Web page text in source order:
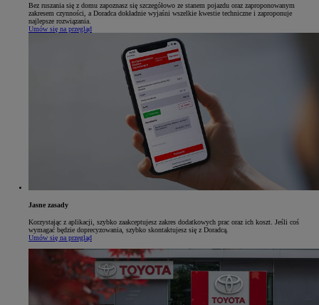
Bez ruszania się z domu zapoznasz się szczegółowo ze stanem pojazdu oraz zaproponowanym
zakresem czynności, a Doradca dokładnie wyjaśni wszelkie kwestie techniczne i zaproponuje
najlepsze rozwiązania.
Umów się na przegląd
Jasne zasady
Korzystając z aplikacji, szybko zaakceptujesz zakres dodatkowych prac oraz ich koszt. Jeśli coś
wymagać będzie doprecyzowania, szybko skontaktujesz się z Doradcą.
Umów się na przegląd